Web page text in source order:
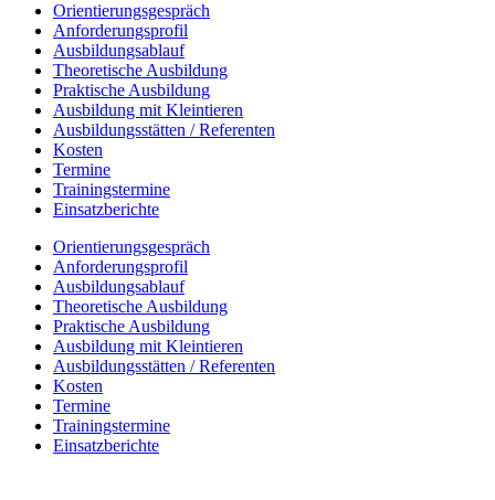
Orientierungsgespräch
Anforderungsprofil
Ausbildungsablauf
Theoretische Ausbildung
Praktische Ausbildung
Ausbildung mit Kleintieren
Ausbildungsstätten / Referenten
Kosten
Termine
Trainingstermine
Einsatzberichte
Orientierungsgespräch
Anforderungsprofil
Ausbildungsablauf
Theoretische Ausbildung
Praktische Ausbildung
Ausbildung mit Kleintieren
Ausbildungsstätten / Referenten
Kosten
Termine
Trainingstermine
Einsatzberichte